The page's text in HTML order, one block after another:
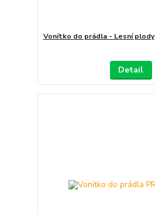
Vonítko do prádla - Lesní plody
Detail